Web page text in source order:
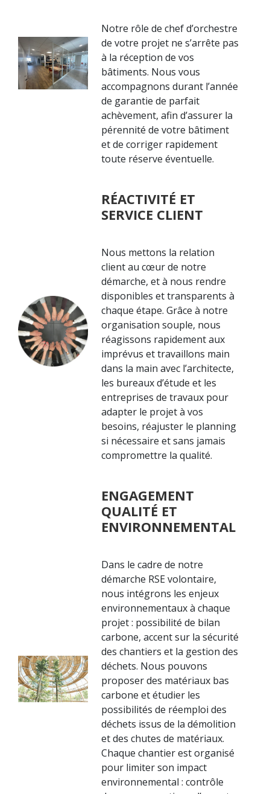
Notre rôle de chef d’orchestre
de votre projet ne s’arrête pas
à la réception de vos
bâtiments. Nous vous
accompagnons durant l’année
de garantie de parfait
achèvement, afin d’assurer la
pérennité de votre bâtiment
et de corriger rapidement
toute réserve éventuelle.
RÉACTIVITÉ ET
SERVICE CLIENT
Nous mettons la relation
client au cœur de notre
démarche, et à nous rendre
disponibles et transparents à
chaque étape. Grâce à notre
organisation souple, nous
réagissons rapidement aux
imprévus et travaillons main
dans la main avec l’architecte,
les bureaux d’étude et les
entreprises de travaux pour
adapter le projet à vos
besoins, réajuster le planning
si nécessaire et sans jamais
compromettre la qualité.
ENGAGEMENT
QUALITÉ ET
ENVIRONNEMENTAL
Dans le cadre de notre
démarche RSE volontaire,
nous intégrons les enjeux
environnementaux à chaque
projet : possibilité de bilan
carbone, accent sur la sécurité
des chantiers et la gestion des
déchets. Nous pouvons
proposer des matériaux bas
carbone et étudier les
possibilités de réemploi des
déchets issus de la démolition
et des chutes de matériaux.
Chaque chantier est organisé
pour limiter son impact
environnemental : contrôle